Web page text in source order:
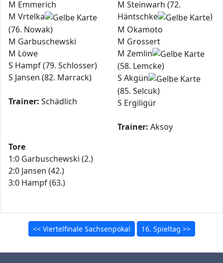
M Emmerich
M Vrtelka
(76. Nowak)
M Garbuschewski
M Löwe
S Hampf (79. Schlosser)
S Jansen (82. Marrack)
Trainer: Schädlich
M Steinwarh (72.
Häntschke
)
M Okamoto
M Grossert
M Zemlin
(58. Lemcke)
S Akgün
(85. Selcuk)
S Ergiligür
Trainer: Aksoy
Tore
1:0 Garbuschewski (2.)
2:0 Jansen (42.)
3:0 Hampf (63.)
<< Viertelfinale Sachsenpokal 16. Spieltag >>